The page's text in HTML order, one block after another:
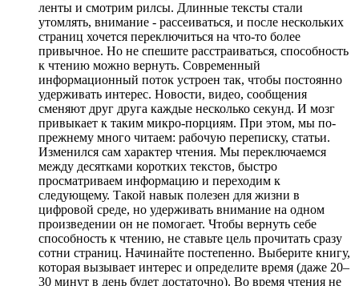
ленты и смотрим рилсы. Длинные тексты стали
утомлять, внимание - рассеиваться, и после нескольких
страниц хочется переключиться на что-то более
привычное. Но не спешите расстраиваться, способность
к чтению можно вернуть. Современный
информационный поток устроен так, чтобы постоянно
удерживать интерес. Новости, видео, сообщения
сменяют друг друга каждые несколько секунд. И мозг
привыкает к таким микро-порциям. При этом, мы по-
прежнему много читаем: рабочую переписку, статьи.
Изменился сам характер чтения. Мы переключаемся
между десятками коротких текстов, быстро
просматриваем информацию и переходим к
следующему. Такой навык полезен для жизни в
цифровой среде, но удерживать внимание на одном
произведении он не помогает. Чтобы вернуть себе
способность к чтению, не ставьте цель прочитать сразу
сотни страниц. Начинайте постепенно. Выберите книгу,
которая вызывает интерес и определите время (даже 20–
30 минут в день будет достаточно). Во время чтения не